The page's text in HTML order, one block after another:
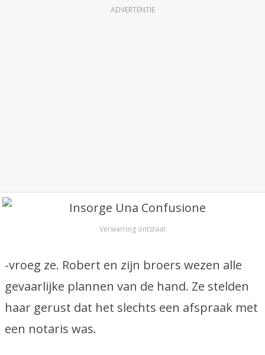
ADVERTENTIE
Verwarring ontstaat
-vroeg ze. Robert en zijn broers wezen alle
gevaarlijke plannen van de hand. Ze stelden
haar gerust dat het slechts een afspraak met
een notaris was.